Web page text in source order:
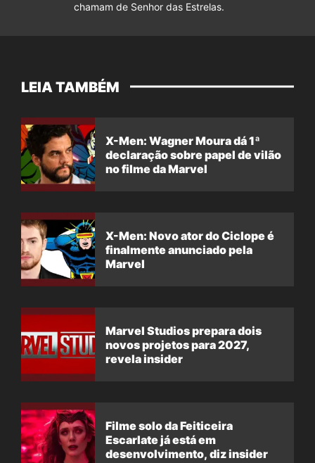
chamam de Senhor das Estrelas.
LEIA TAMBÉM
X-Men: Wagner Moura dá 1ª
declaração sobre papel de vilão
no filme da Marvel
X-Men: Novo ator do Ciclope é
finalmente anunciado pela
Marvel
Marvel Studios prepara dois
novos projetos para 2027,
revela insider
Filme solo da Feiticeira
Escarlate já está em
desenvolvimento, diz insider